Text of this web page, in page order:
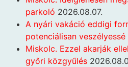
parkoló 2026.08.07.
A nyári vakáció eddigi
potenciálisan
Miskolc. Ezzel akarják
győri közgyűlés